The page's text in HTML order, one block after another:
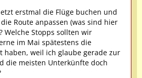
erstmal die Flüge buchen und
Route anpassen (was sind hier
Welche Stopps sollten wir
im Mai spätestens die
haben, weil ich glaube gerade zur
die meisten Unterkünfte doch